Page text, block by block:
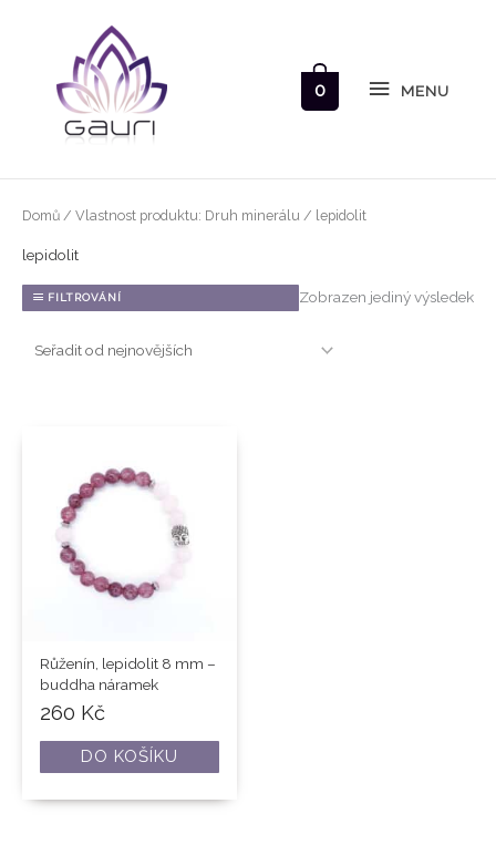
MENU
0
Domů / Vlastnost produktu: Druh minerálu / lepidolit
lepidolit
FILTROVÁNÍ Zobrazen jediný výsledek
Růženín, lepidolit 8 mm –
buddha náramek
260 Kč
DO KOŠÍKU